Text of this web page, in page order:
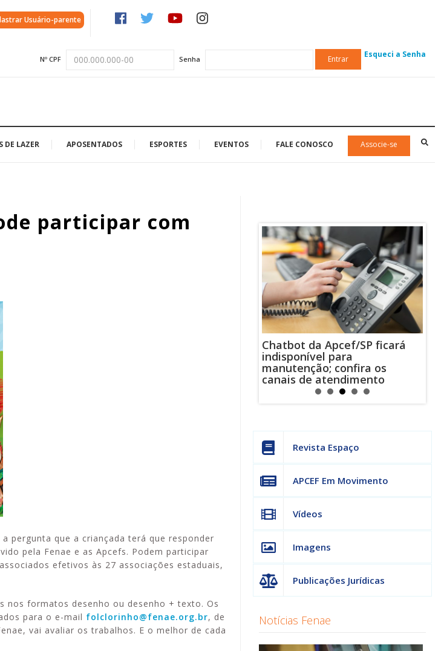
Usuário-parente
Nº CPF Senha Entrar Esqueci a Senha
DE LAZER APOSENTADOS ESPORTES EVENTOS FALE CONOSCO Associe-se
participar com
pergunta que a criançada terá que responder
pela Fenae e as Apcefs. Podem participar
efetivos às 27 associações estaduais,
nos formatos desenho ou desenho + texto. Os
para o e-mail folclorinho@fenae.org.br, de
vai avaliar os trabalhos. E o melhor de cada
usam
e-mail para
mensagens
judiciais
Chatbot da Apcef/SP ficará
indisponível para
manutenção; confira os
canais de atendimento
Revista Espaço
APCEF Em Movimento
Vídeos
Imagens
Publicações Jurídicas
Notícias Fenae